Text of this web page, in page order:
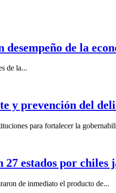
de la
de la...
y prevención del
para fortalecer la
estados por chiles
de inmediato el producto de...